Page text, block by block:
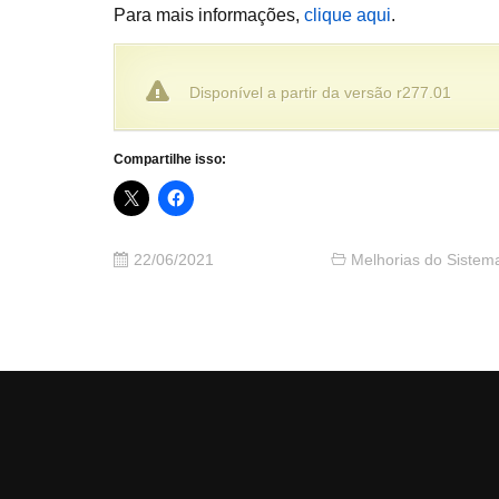
Para mais informações, clique aqui.
Disponível a partir da versão r277.01
Compartilhe isso:
22/06/2021 Melhorias do